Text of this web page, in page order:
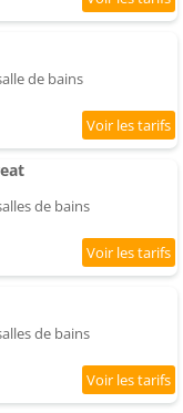
de bains
de bains
de bains